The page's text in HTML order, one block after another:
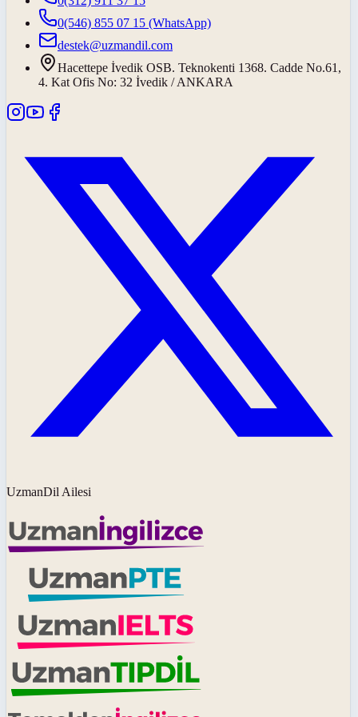
0(546) 855 07 15 (WhatsApp)
destek@uzmandil.com
Hacettepe İvedik OSB. Teknokenti 1368. Cadde No.61,
4. Kat Ofis No: 32 İvedik / ANKARA
UzmanDil Ailesi